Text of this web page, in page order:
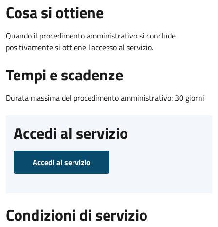
Cosa si ottiene
Quando il procedimento amministrativo si conclude
positivamente si ottiene l'accesso al servizio.
Tempi e scadenze
Durata massima del procedimento amministrativo: 30 giorni
Accedi al servizio
Accedi al servizio
Condizioni di servizio